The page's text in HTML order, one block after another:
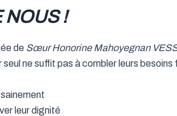
NOUS !
de Sœur Honorine Mahoyegnan
seul ne suffit pas à combler leurs
leur dignité